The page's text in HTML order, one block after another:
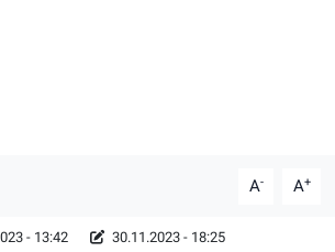
A- A+
- 13:42 30.11.2023 - 18:25